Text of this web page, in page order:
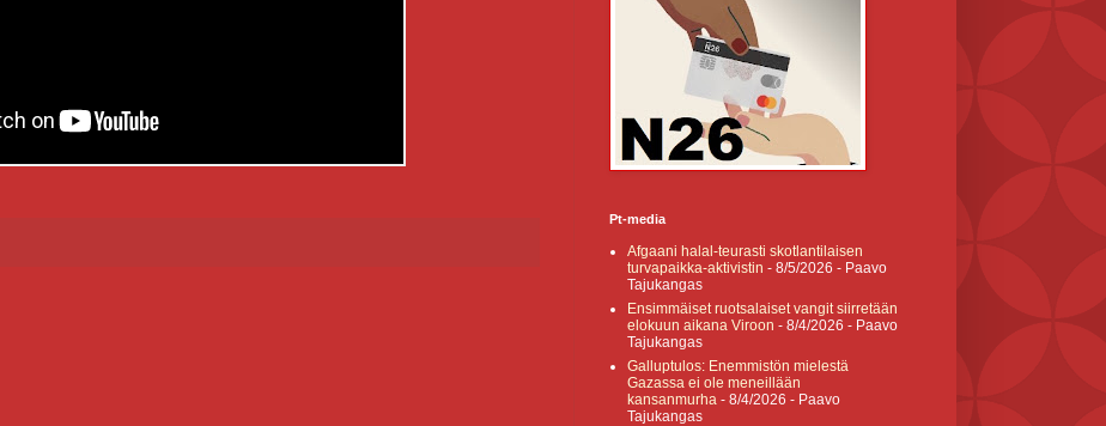
Pt-media
Afgaani halal-teurasti skotlantilaisen
turvapaikka-aktivistin - 8/5/2026 - Paavo
Tajukangas
Ensimmäiset ruotsalaiset vangit siirretään
elokuun aikana Viroon - 8/4/2026 - Paavo
Tajukangas
Galluptulos: Enemmistön mielestä
Gazassa ei ole meneillään
kansanmurha - 8/4/2026 - Paavo
Tajukangas